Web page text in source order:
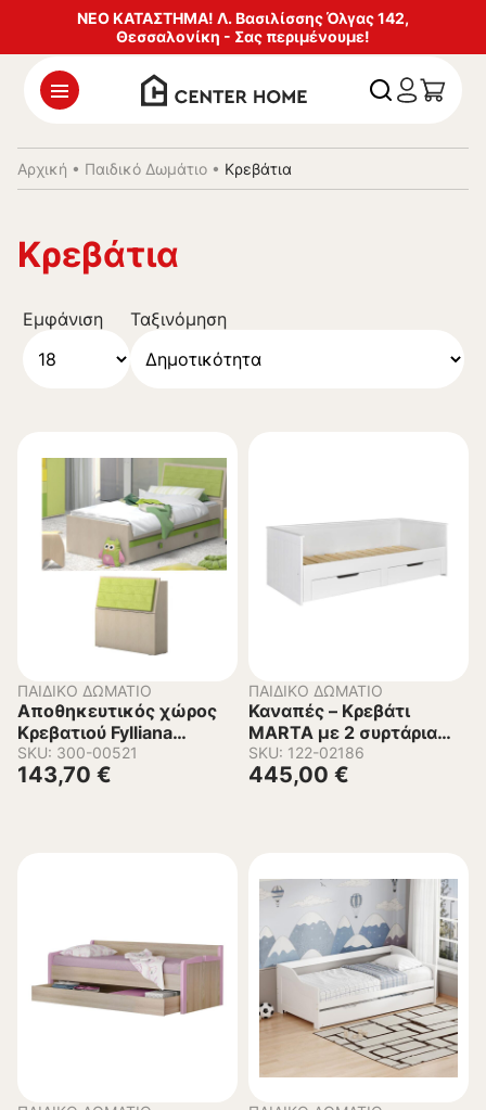
ΝΕΟ ΚΑΤΑΣΤΗΜΑ! Λ. Βασιλίσσης Όλγας 142,
Θεσσαλονίκη - Σας περιμένουμε!
Αρχική • Παιδικό Δωμάτιο • Κρεβάτια
Κρεβάτια
Εμφάνιση Ταξινόμηση
ΠΑΙΔΙΚΌ ΔΩΜΆΤΙΟ
Αποθηκευτικός χώρος
Κρεβατιού Fylliana
Πρασινο 96x27x103 εκ.
SKU: 300-00521
143,70 €
ΠΑΙΔΙΚΌ ΔΩΜΆΤΙΟ
Καναπές – Κρεβάτι
MARTA με 2 συρτάρια
Λευκό
98×205,5×69,5εκ.
SKU: 122-02186
445,00 €